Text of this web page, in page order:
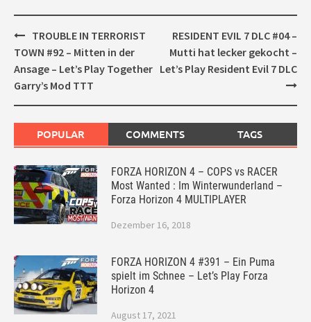
Post
navigation
TROUBLE IN TERRORIST
TOWN #92 – Mitten in der
Ansage – Let’s Play Together
Garry’s Mod TTT
RESIDENT EVIL 7 DLC #04 –
Mutti hat lecker gekocht –
Let’s Play Resident Evil 7 DLC
POPULAR COMMENTS TAGS
FORZA HORIZON 4 – COPS vs RACER
Most Wanted : Im Winterwunderland –
Forza Horizon 4 MULTIPLAYER
Dezember 16, 2018
FORZA HORIZON 4 #391 – Ein Puma
spielt im Schnee – Let’s Play Forza
Horizon 4
August 17, 2021